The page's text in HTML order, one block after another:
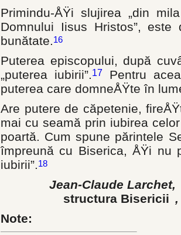
Primindu-ÅŸi slujirea „din
Domnului Iisus Hristos”,
bunătate.16
Puterea episcopului, după
„puterea iubirii”.17
Pentru
puterea care domneÅŸte în
Are putere de căpetenie,
mai cu seamă prin iubirea
poartă. Cum spune părintele
împreună cu Biserica, ÅŸi nu
iubirii”.18
Jean-Claude Larchet,
structura Bisericii ,
Note: